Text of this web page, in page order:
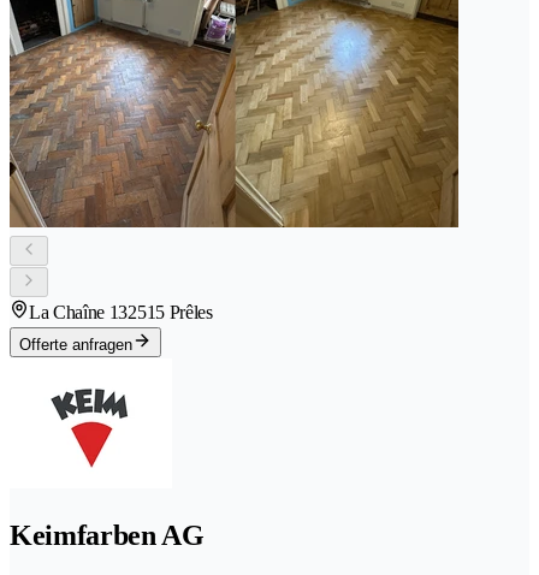
La Chaîne 132515 Prêles
Offerte anfragen
Keimfarben AG